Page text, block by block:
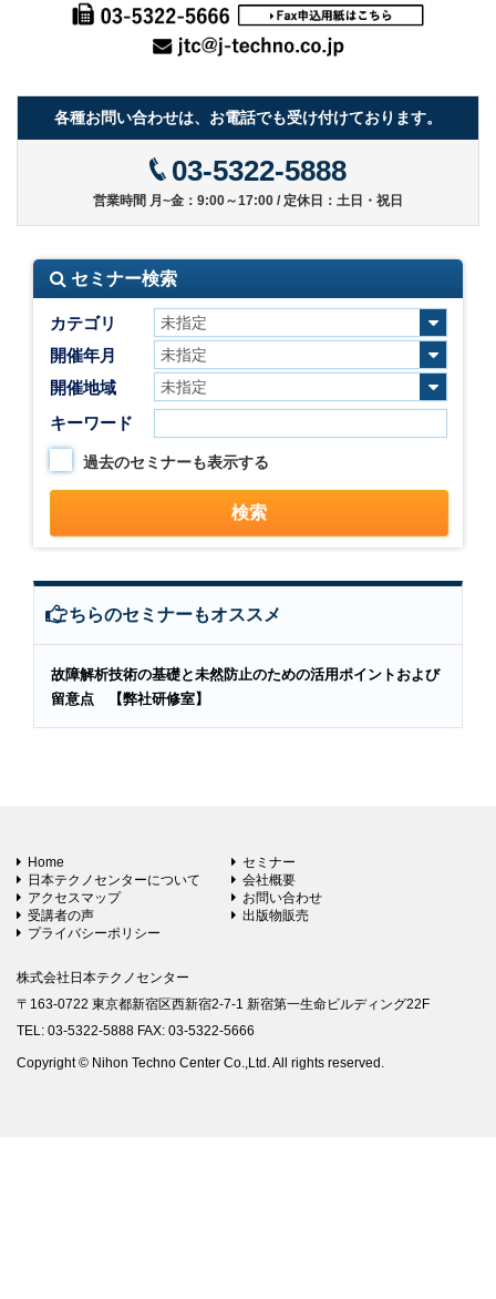
各種お問い合わせは、お電話でも受け付けております。
03-5322-5888
営業時間 月~金：9:00～17:00 / 定休日：土日・祝日
セミナー検索
カテゴリ
開催年月
開催地域
キーワード
過去のセミナーも表示する
こちらのセミナーもオススメ
故障解析技術の基礎と未然防止のための活用ポイントおよび
留意点 【弊社研修室】
Home
セミナー
日本テクノセンターについて
会社概要
アクセスマップ
お問い合わせ
受講者の声
出版物販売
プライバシーポリシー
株式会社日本テクノセンター
〒163-0722 東京都新宿区西新宿2-7-1 新宿第一生命ビルディング22F
TEL: 03-5322-5888 FAX: 03-5322-5666
Copyright © Nihon Techno Center Co.,Ltd. All rights reserved.